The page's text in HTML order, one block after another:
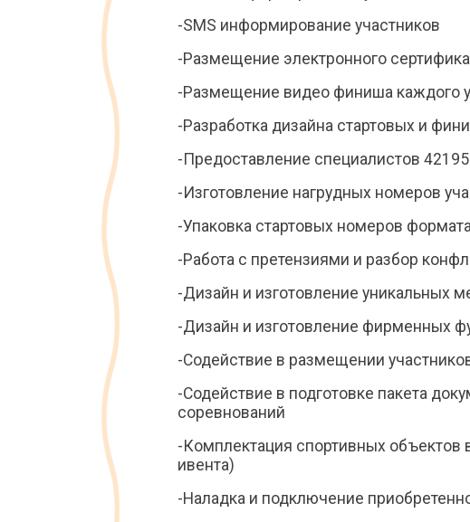
-SMS информирование участников
-Размещение электронного
-Размещение видео финиша каждого
-Разработка дизайна стартовых и
-Предоставление специалистов
-Изготовление нагрудных номеров
-Упаковка стартовых номеров
-Работа с претензиями и разбор
-Дизайн и изготовление уникальных
-Дизайн и изготовление фирменных
-Содействие в размещении
-Содействие в подготовке пакета
соревнований
-Комплектация спортивных
ивента)
-Наладка и подключение